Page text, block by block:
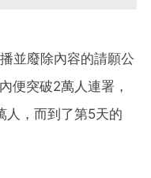
並廢除內容的請願公
便突破2萬人連署，
，而到了第5天的